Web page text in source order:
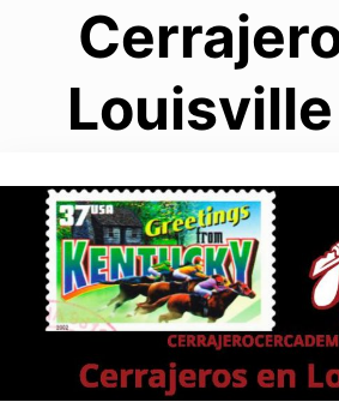
Louisville